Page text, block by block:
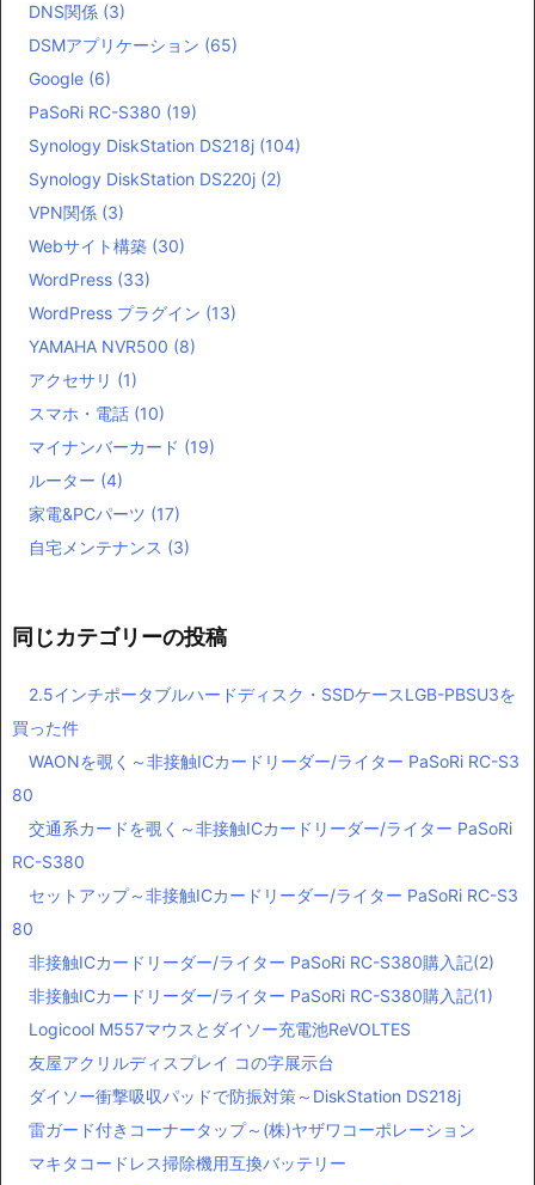
DNS関係 (3)
DSMアプリケーション (65)
Google (6)
PaSoRi RC-S380 (19)
Synology DiskStation DS218j (104)
Synology DiskStation DS220j (2)
VPN関係 (3)
Webサイト構築 (30)
WordPress (33)
WordPress プラグイン (13)
YAMAHA NVR500 (8)
アクセサリ (1)
スマホ・電話 (10)
マイナンバーカード (19)
ルーター (4)
家電&PCパーツ (17)
自宅メンテナンス (3)
同じカテゴリーの投稿
2.5インチポータブルハードディスク・SSDケースLGB-PBSU3を
買った件
WAONを覗く～非接触ICカードリーダー/ライター PaSoRi RC-S3
80
交通系カードを覗く～非接触ICカードリーダー/ライター PaSoRi
RC-S380
セットアップ～非接触ICカードリーダー/ライター PaSoRi RC-S3
80
非接触ICカードリーダー/ライター PaSoRi RC-S380購入記(2)
非接触ICカードリーダー/ライター PaSoRi RC-S380購入記(1)
Logicool M557マウスとダイソー充電池ReVOLTES
友屋アクリルディスプレイ コの字展示台
ダイソー衝撃吸収パッドで防振対策～DiskStation DS218j
雷ガード付きコーナータップ～(株)ヤザワコーポレーション
マキタコードレス掃除機用互換バッテリー